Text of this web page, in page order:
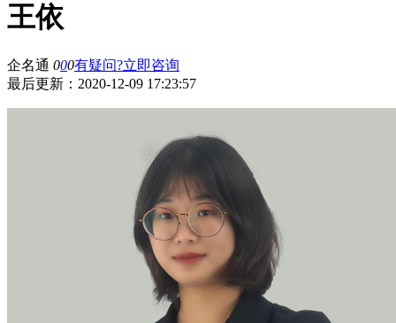
王依
企名通 000有疑问?立即咨询
最后更新： 2020-12-09 17:23:57